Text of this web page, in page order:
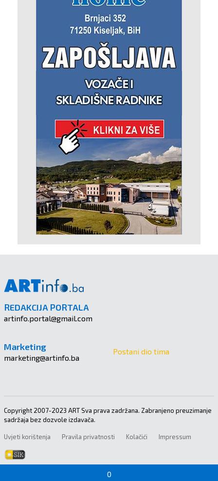
0
REDAKCIJA PORTALA
artinfo.portal@gmail.com
Marketing
marketing@artinfo.ba
Postani dio tima
Copyright 2007-2023 ART Sva prava zadržana. Zabranjeno preuzimanje
sadržaja bez dozvole izdavača.
Uvjeti korištenja Pravila privatnosti Kolačići Impressum